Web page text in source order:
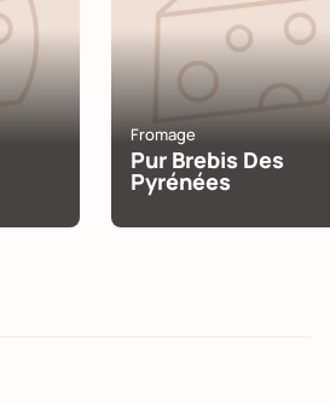
Fromage
Pur Brebis Des
Pyrénées